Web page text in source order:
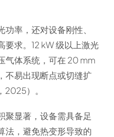
率，还对设备刚性、
要求。12 kW 级以上激光
气体系统，可在 20 mm
不易出现断点或切缝扩
2025）。
聚显著，设备需具备足
法，避免热变形导致的